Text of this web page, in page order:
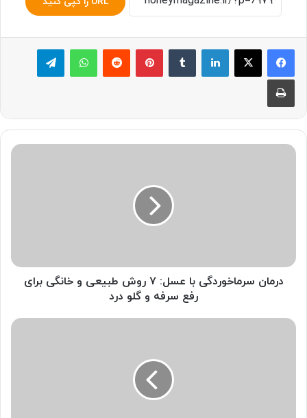
لینکدین ‫تامبلر پینترست‫رددیت واتس آپ تلگرام
چاپ
درمان
خانگی
برای
و
درمان سرماخوردگی با عسل: ۷ روش طبیعی و خانگی برای
رفع سرفه و گلو درد
جدیدترین